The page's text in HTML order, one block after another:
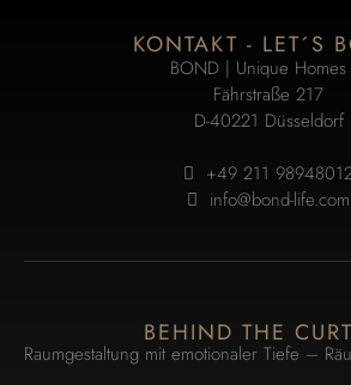
KONTAKT - LET´S
BOND | Unique
Fährstraße 217
D-40221 Düsseldorf
+49 211
info@bond-life.com
BEHIND THE
Raumgestaltung mit emotionaler Tiefe –